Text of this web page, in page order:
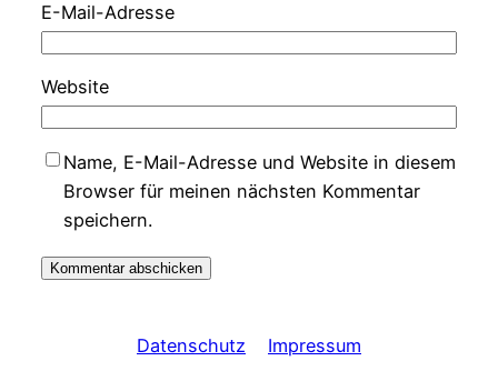
E-Mail-Adresse
Website
Name, E-Mail-Adresse und Website in diesem
Browser für meinen nächsten Kommentar
speichern.
Datenschutz Impressum